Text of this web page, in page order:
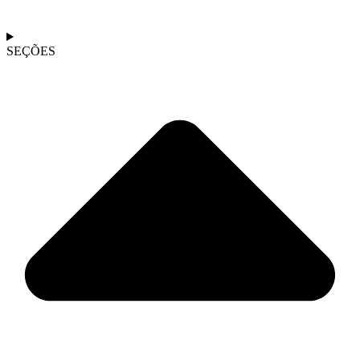
SEÇÕES